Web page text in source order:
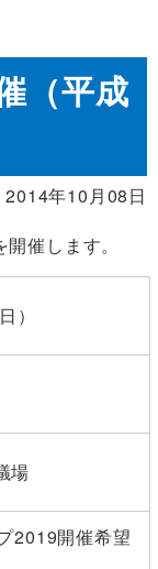
（平成
2014年10月08日
催します。
）
場
2019開催希望